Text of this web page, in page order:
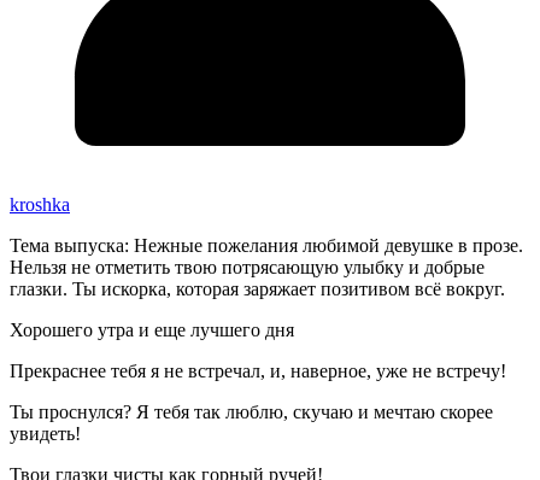
kroshka
Тема выпуска: Нежные пожелания любимой девушке в прозе.
Нельзя не отметить твою потрясающую улыбку и добрые
глазки. Ты искорка, которая заряжает позитивом всё вокруг.
Хорошего утра и еще лучшего дня
Прекраснее тебя я не встречал, и, наверное, уже не встречу!
Ты проснулся? Я тебя так люблю, скучаю и мечтаю скорее
увидеть!
Твои глазки чисты как горный ручей!